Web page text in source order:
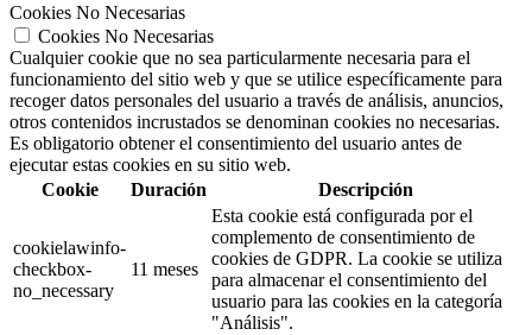
Cookies No Necesarias
Cookies No Necesarias
Cualquier cookie que no sea particularmente necesaria para el
funcionamiento del sitio web y que se utilice específicamente para
recoger datos personales del usuario a través de análisis, anuncios,
otros contenidos incrustados se denominan cookies no necesarias.
Es obligatorio obtener el consentimiento del usuario antes de
ejecutar estas cookies en su sitio web.
Cookie
Duración Descripción
cookielawinfo-
checkbox-
no_necessary
11 meses
Esta cookie está configurada por el
complemento de consentimiento de
cookies de GDPR. La cookie se utiliza
para almacenar el consentimiento del
usuario para las cookies en la categoría
"Análisis".